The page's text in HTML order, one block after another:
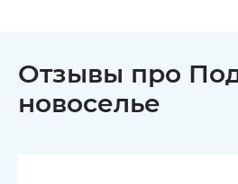
Отзывы про
новоселье